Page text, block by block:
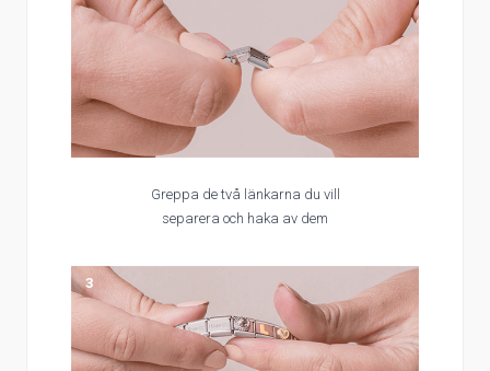
Greppa de två länkarna du vill
separera och haka av dem
3